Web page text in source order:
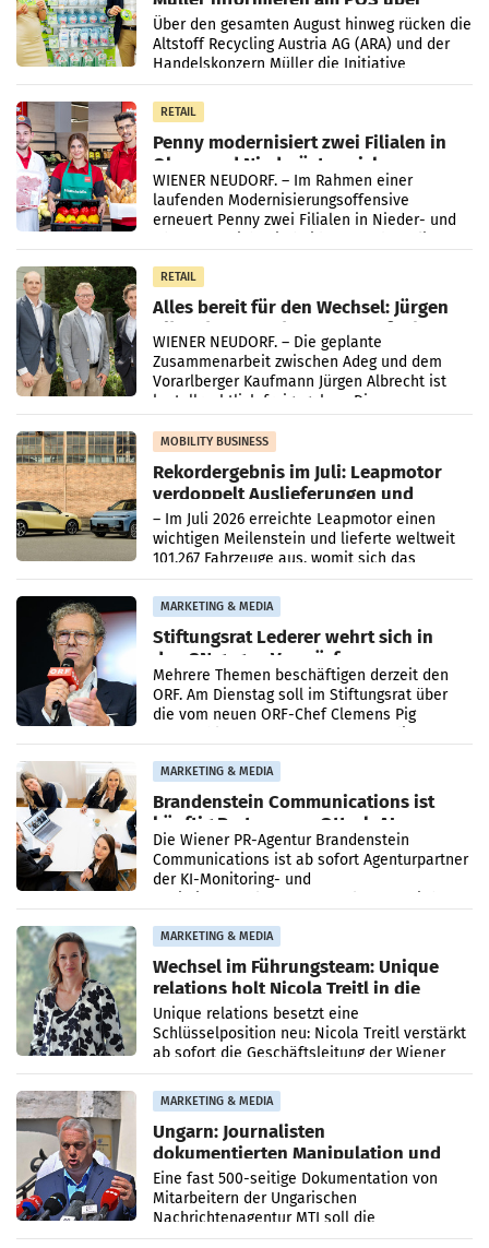
Kreislauffähigkeit
Über den gesamten August hinweg rücken die
Altstoff Recycling Austria AG (ARA) und der
Handelskonzern Müller die Initiative
„Kreislauf-Helden“ in allen österreichischen
Müller-Filialen
RETAIL
Penny modernisiert zwei Filialen in
Ober- und Niederösterreich
WIENER NEUDORF. – Im Rahmen einer
laufenden Modernisierungsoffensive
erneuert Penny zwei Filialen in Nieder- und
RETAIL
Alles bereit für den Wechsel: Jürgen
Albrecht setzt ab 1.1.2027 auf Adeg
WIENER NEUDORF. – Die geplante
Zusammenarbeit zwischen Adeg und dem
Vorarlberger Kaufmann Jürgen Albrecht ist
kartellrechtlich freigegeben: Die
Bundeswettbewerbsbehörde und der
Bundeskartellanwalt
MOBILITY BUSINESS
Rekordergebnis im Juli: Leapmotor
verdoppelt Auslieferungen und
überschreitet die 100.000er-Marke
– Im Juli 2026 erreichte Leapmotor einen
wichtigen Meilenstein und lieferte weltweit
101.267 Fahrzeuge aus, womit sich das
Ergebnis gegenüber Juli 2025 mehr als
verdoppelte (+102
MARKETING & MEDIA
Stiftungsrat Lederer wehrt sich in
den SN gegen Vorwürfe
Mehrere Themen beschäftigen derzeit den
ORF. Am Dienstag soll im Stiftungsrat über
die vom neuen ORF-Chef Clemens Pig
MARKETING & MEDIA
Brandenstein Communications ist
künftig Partner von OtterlyAI
Die Wiener PR-Agentur Brandenstein
Communications ist ab sofort Agenturpartner
der KI-Monitoring- und
MARKETING & MEDIA
Wechsel im Führungsteam: Unique
relations holt Nicola Treitl in die
Geschäftsleitung
Unique relations besetzt eine
Schlüsselposition neu: Nicola Treitl verstärkt
ab sofort die Geschäftsleitung der Wiener
PR-Agentur an der Seite von Josef Kalina und
Anna Kalina-Mahr.
MARKETING & MEDIA
Ungarn: Journalisten
dokumentierten Manipulation und
Zensur
Eine fast 500-seitige Dokumentation von
Mitarbeitern der Ungarischen
Nachrichtenagentur MTI soll die
systematische Nachrichten-Manipulation und